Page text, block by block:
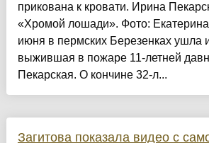
прикована к кровати. Ирина
«Хромой лошади». Фото:
июня в пермских Березенках ушла
выжившая в пожаре 11-летней
Пекарская. О кончине 32-л...
Загитова показала видео с